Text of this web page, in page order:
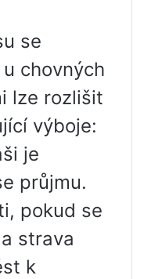
se
chovných
lze rozlišit
výboje:
je
průjmu.
pokud se
strava
k